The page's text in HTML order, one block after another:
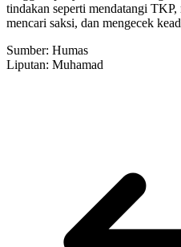
tindakan seperti mendatangi
mencari saksi, dan mengecek
Sumber: Humas
Liputan: Muhamad